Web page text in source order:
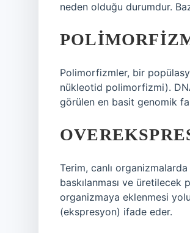
neden olduğu durumdur.
Polimorfizmler, bir
nükleotid polimorfizmi).
görülen en basit genomik
Terim, canlı
baskılanması ve üretilecek
organizmaya eklenmesi
(ekspresyon) ifade eder.